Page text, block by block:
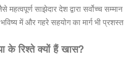
महत्वपूर्ण साझेदार देश द्वारा सर्वोच्च
में और गहरे सहयोग का मार्ग भी
के रिश्ते क्यों हैं खास?